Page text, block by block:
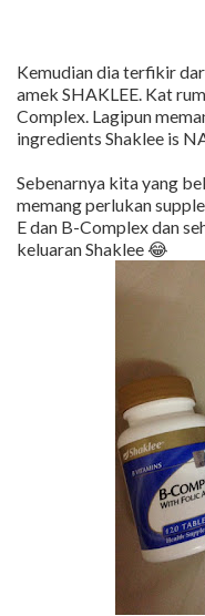
Kemudian dia terfikir
amek SHAKLEE. Kat
Complex. Lagipun
ingredients Shaklee is
Sebenarnya kita yang
memang perlukan
E dan B-Complex dan
keluaran Shaklee 😂